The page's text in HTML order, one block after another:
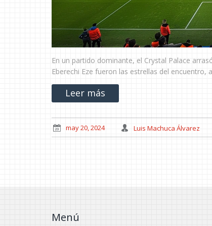
En un partido dominante, el Crystal Palace
Eberechi Eze fueron las estrellas del
Leer más
may 20, 2024 Luis Machuca Álvarez
Menú